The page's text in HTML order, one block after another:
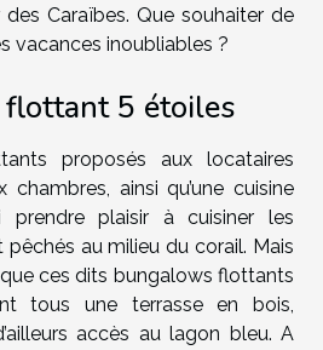
Caraïbes. Que souhaiter de
vacances inoubliables ?
5 étoiles
proposés aux locataires
ainsi qu’une cuisine
prendre plaisir à cuisiner les
au milieu du corail. Mais
ces dits bungalows flottants
tous une terrasse en bois,
accès au lagon bleu. A